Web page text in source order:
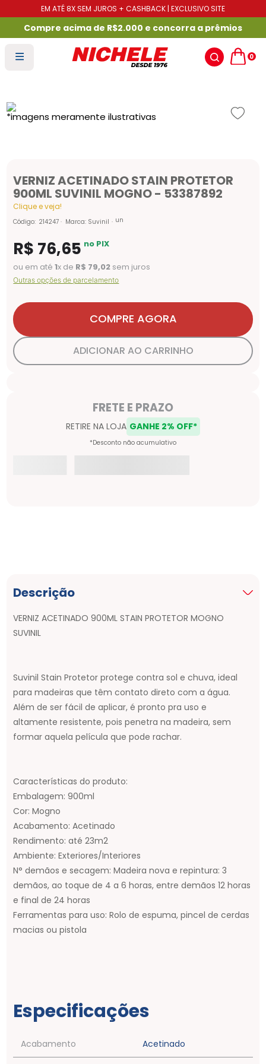
EM ATÉ 8X SEM JUROS + CASHBACK | EXCLUSIVO SITE
Compre acima de R$2.000 e concorra a prêmios
0
VERNIZ ACETINADO STAIN PROTETOR
900ML SUVINIL MOGNO - 53387892
Clique e veja!
Código: 214247 Marca: Suvinil un
R$ 76,65 no PIX
ou em até1x de R$ 79,02 sem juros
Outras opções de parcelamento
COMPRE AGORA
ADICIONAR AO CARRINHO
Descrição
VERNIZ ACETINADO 900ML STAIN PROTETOR MOGNO
SUVINIL
Suvinil Stain Protetor protege contra sol e chuva, ideal
para madeiras que têm contato direto com a água.
Além de ser fácil de aplicar, é pronto pra uso e
altamente resistente, pois penetra na madeira, sem
formar aquela película que pode rachar.
Características do produto:
Embalagem: 900ml
Cor: Mogno
Acabamento: Acetinado
Rendimento: até 23m2
Ambiente: Exteriores/Interiores
N° demãos e secagem: Madeira nova e repintura: 3
demãos, ao toque de 4 a 6 horas, entre demãos 12 horas
e final de 24 horas
Ferramentas para uso: Rolo de espuma, pincel de cerdas
macias ou pistola
Especificações
Acabamento Acetinado